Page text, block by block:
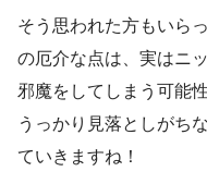
そう思われた方もいら
の厄介な点は、実はニ
邪魔をしてしまう可能
うっかり見落としがち
ていきますね！